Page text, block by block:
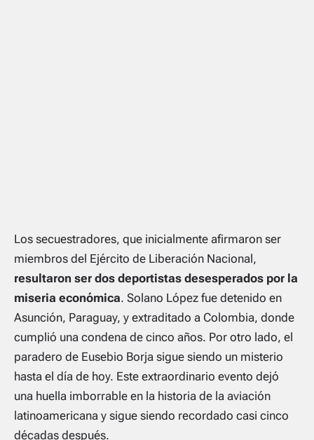
Los secuestradores, que inicialmente afirmaron ser
miembros del Ejército de Liberación Nacional,
resultaron ser dos deportistas desesperados por la
miseria económica. Solano López fue detenido en
Asunción, Paraguay, y extraditado a Colombia, donde
cumplió una condena de cinco años. Por otro lado, el
paradero de Eusebio Borja sigue siendo un misterio
hasta el día de hoy. Este extraordinario evento dejó
una huella imborrable en la historia de la aviación
latinoamericana y sigue siendo recordado casi cinco
décadas después.